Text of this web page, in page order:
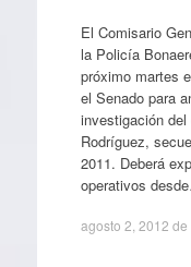
El Comisario
la Policía
próximo martes
el Senado para
investigación
Rodríguez,
2011. Deberá
operativos
agosto 2, 2012 de